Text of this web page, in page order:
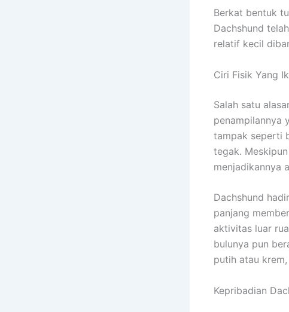
Berkat bentuk
Dachshund
relatif kecil
Ciri Fisik Yang
Salah satu
penampilannya
tampak seperti
tegak.
menjadikannya
Dachshund
panjang
aktivitas luar
bulunya pun
putih atau
Kepribadian